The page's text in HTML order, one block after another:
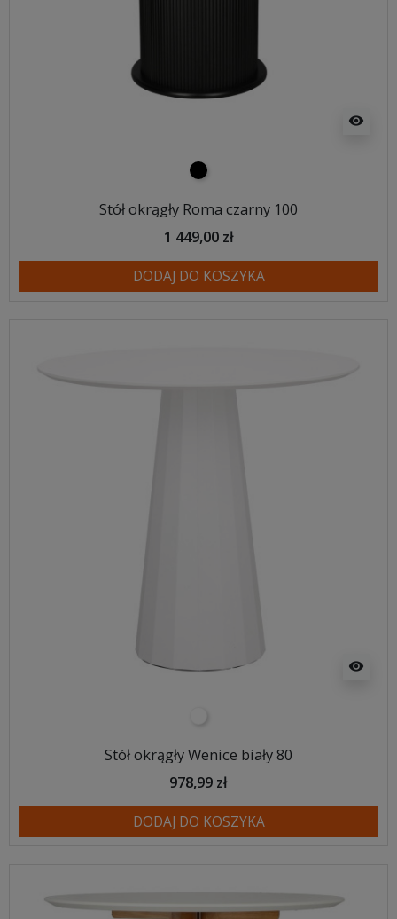
visibility
czarny
Stół okrągły Roma czarny 100
1 449,00 zł
DODAJ DO KOSZYKA
visibility
Stół okrągły Wenice biały 80
978,99 zł
DODAJ DO KOSZYKA